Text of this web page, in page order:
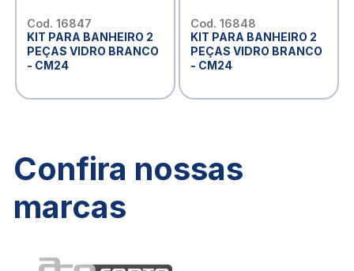
Cod. 16847
KIT PARA BANHEIRO 2
PEÇAS VIDRO BRANCO
- CM24
Cod. 16848
KIT PARA BANHEIRO 2
PEÇAS VIDRO BRANCO
- CM24
Confira nossas
marcas